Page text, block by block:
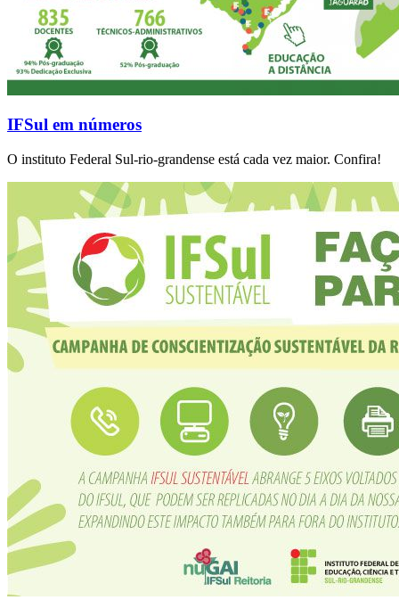
IFSul em números
O instituto Federal Sul-rio-grandense está cada vez maior. Confira!